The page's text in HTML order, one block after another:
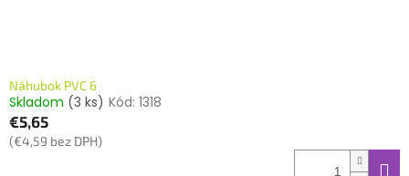
Náhubok PVC 6
Skladom (3 ks) Kód: 1318
€5,65
(€4,59 bez DPH)